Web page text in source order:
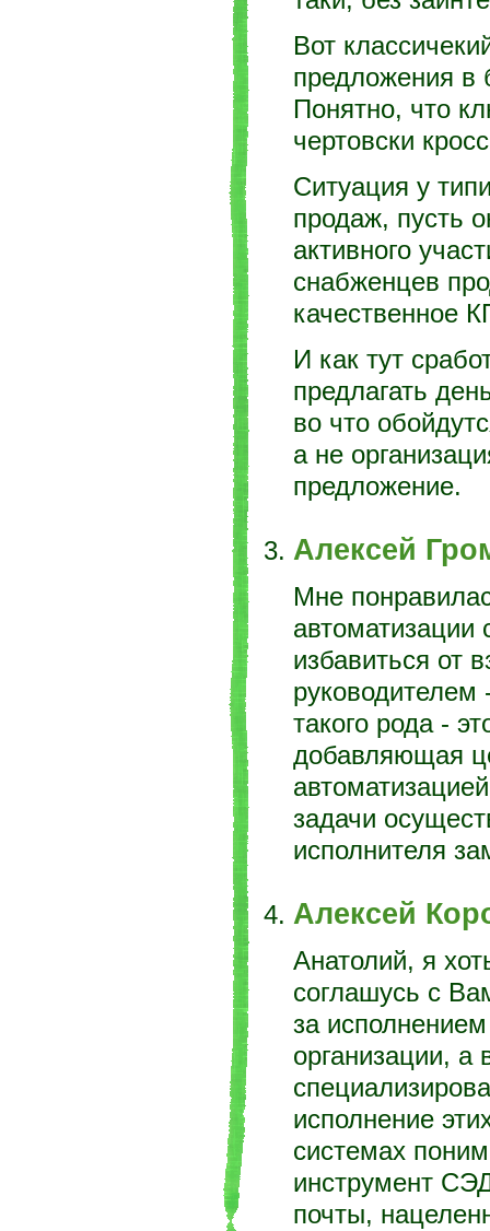
Вот
предложения в
Понятно, что
чертовски
Ситуация у
продаж, пусть
активного
снабженцев
качественное
И как тут
предлагать
во что
а не
предложение.
Алексей
Мне
автоматизации
избавиться от
руководителем
такого рода -
добавляющая
задачи
исполнителя
Алексей
Анатолий, я
соглашусь с
за
организации, а
исполнение
системах
инструмент
почты,